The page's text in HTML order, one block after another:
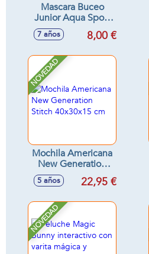
Mascara Buceo
Junior Aqua Sport
(+7 años)
7 años 8,00 €
NOVEDAD
Mochila Americana
New Generation
Stitch 40x30x15 cm
5 años 22,95 €
NOVEDAD